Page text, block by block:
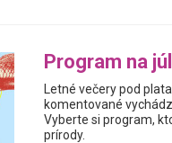
Program na
Letné večery pod
komentované
Vyberte si program,
prírody.